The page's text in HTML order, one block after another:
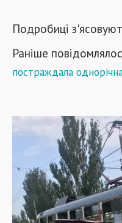
Подробиці
Раніше
постраждала